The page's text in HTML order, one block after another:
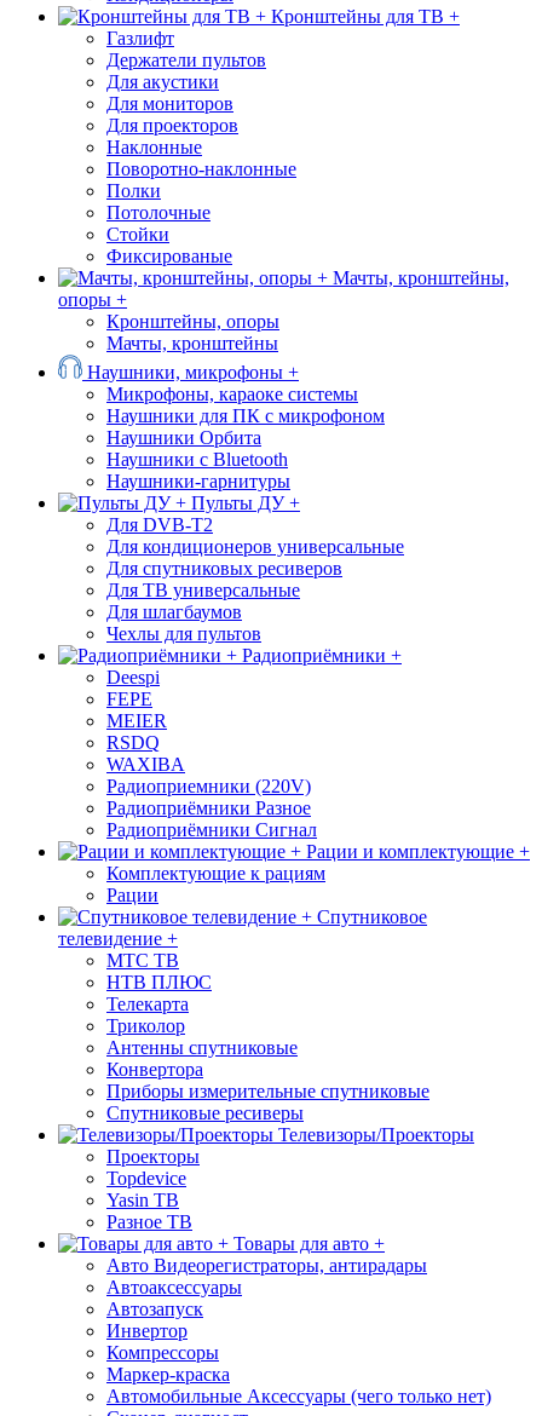
Кронштейны для ТВ +
Газлифт
Держатели пультов
Для акустики
Для мониторов
Для проекторов
Наклонные
Поворотно-наклонные
Полки
Потолочные
Стойки
Фиксированые
Мачты, кронштейны,
опоры +
Кронштейны, опоры
Мачты, кронштейны
Наушники, микрофоны +
Микрофоны, караоке системы
Наушники для ПК с микрофоном
Наушники Орбита
Наушники с Bluetooth
Наушники-гарнитуры
Пульты ДУ +
Для DVB-T2
Для кондиционеров универсальные
Для спутниковых ресиверов
Для ТВ универсальные
Для шлагбаумов
Чехлы для пультов
Радиоприёмники +
Deespi
FEPE
MEIER
RSDQ
WAXIBA
Радиоприемники (220V)
Радиоприёмники Разное
Радиоприёмники Сигнал
Рации и комплектующие +
Комплектующие к рациям
Рации
Спутниковое
телевидение +
МТС ТВ
НТВ ПЛЮС
Телекарта
Триколор
Антенны спутниковые
Конвертора
Приборы измерительные спутниковые
Спутниковые ресиверы
Телевизоры/Проекторы
Проекторы
Topdevice
Yasin ТВ
Разное ТВ
Товары для авто +
Авто Видеорегистраторы, антирадары
Автоаксессуары
Автозапуск
Инвертор
Компрессоры
Маркер-краска
Автомобильные Аксессуары (чего только нет)